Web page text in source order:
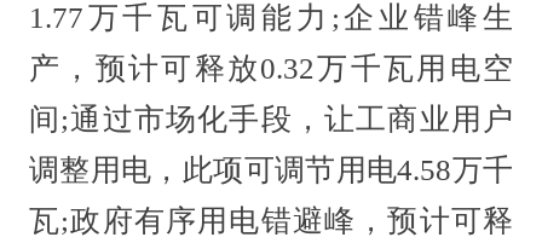
1.77万千瓦可调能力;企业错峰生
产，预计可释放0.32万千瓦用电空
间;通过市场化手段，让工商业用户
调整用电，此项可调节用电4.58万千
瓦;政府有序用电错避峰，预计可释